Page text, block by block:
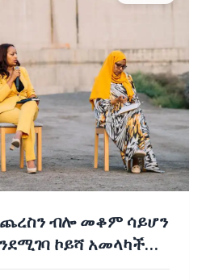
ጨረስን ብሎ መቆም ሳይሆን
ኮይሻ አመላካች
ዳባ